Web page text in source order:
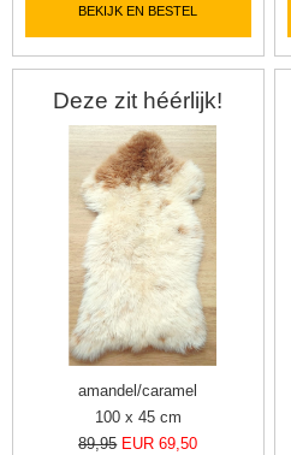
BEKIJK EN BESTEL
Deze zit héérlijk!
amandel/caramel
100 x 45 cm
89,95 EUR 69,50